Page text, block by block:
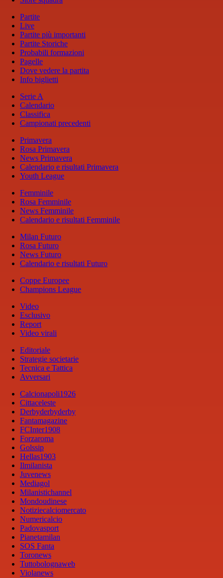
Partite
Live
Partite più importanti
Partite Storiche
Probabili formazioni
Pagelle
Dove vedere la partita
Info biglietti
Serie A
Calendario
Classifica
Campionati precedenti
Primavera
Rosa Primavera
News Primavera
Calendario e risultati Primavera
Youth League
Femminile
Rosa Femminile
News Femminile
Calendario e risultati Femminile
Milan Futuro
Rosa Futuro
News Futuro
Calendario e risultati Futuro
Coppe Europee
Champions League
Video
Esclusivo
Report
Video virali
Editoriale
Strategie societarie
Tecnica e Tattica
Avversari
Calcionapoli1926
Cittaceleste
Derbyderbyderby
Fantamagazine
FCInter1908
Forzaroma
Golssip
Hellas1903
Ilmilanista
Juvenews
Mediagol
Milanistichannel
Mondoudinese
Notiziecalciomercato
Numericalcio
Padovasport
Pianetamilan
SOS Fanta
Toronews
Tuttobolognaweb
Violanews